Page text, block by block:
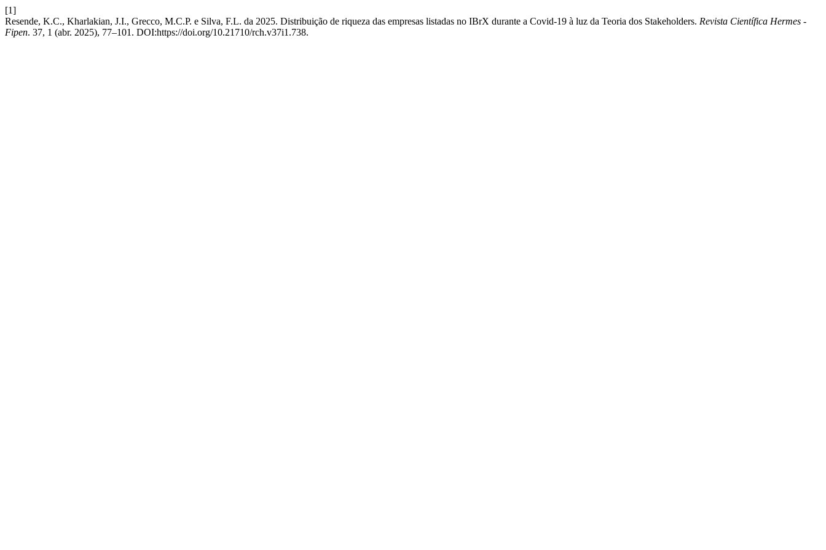
[1]
Resende, K.C., Kharlakian, J.I., Grecco, M.C.P. e Silva, F.L. da 2025. Distribuição de riqueza das empresas listadas no IBrX durante a Covid-19 à luz da Teoria dos Stakeholders. Revista Científica Hermes -
Fipen. 37, 1 (abr. 2025), 77–101. DOI:https://doi.org/10.21710/rch.v37i1.738.